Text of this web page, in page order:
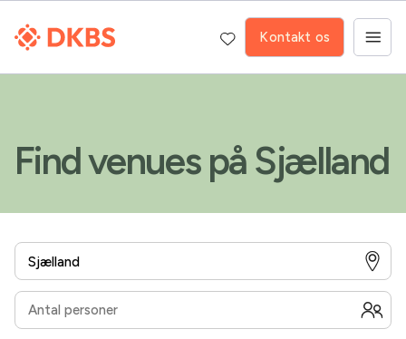
Kontakt os
Find venues på Sjælland